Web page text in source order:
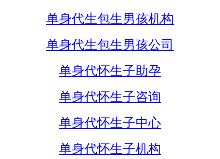
单身代生包生男孩机构
单身代生包生男孩公司
单身代怀生子助孕
单身代怀生子咨询
单身代怀生子中心
单身代怀生子机构